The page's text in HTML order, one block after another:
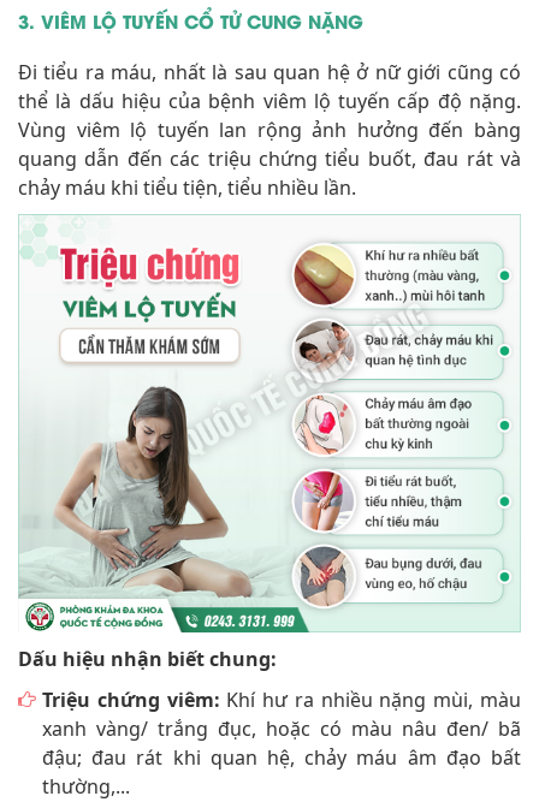
3. VIÊM LỘ TUYẾN CỔ TỬ CUNG NẶNG
Đi tiểu ra máu, nhất là sau quan hệ ở nữ giới cũng có
thể là dấu hiệu của bệnh viêm lộ tuyến cấp độ nặng.
Vùng viêm lộ tuyến lan rộng ảnh hưởng đến bàng
quang dẫn đến các triệu chứng tiểu buốt, đau rát và
chảy máu khi tiểu tiện, tiểu nhiều lần.
Dấu hiệu nhận biết chung:
Triệu chứng viêm: Khí hư ra nhiều nặng mùi, màu
xanh vàng/ trắng đục, hoặc có màu nâu đen/ bã
đậu; đau rát khi quan hệ, chảy máu âm đạo bất
thường,...